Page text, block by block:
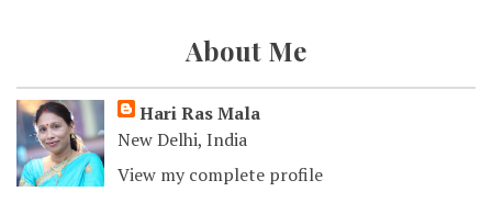
About Me
Hari Ras Mala
New Delhi, India
View my complete profile